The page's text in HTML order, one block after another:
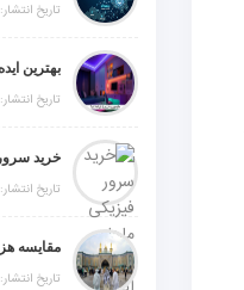
تاریخ انتشار: 3 دی 1404
تاریخ انتشار: 3 دی 1404
تاریخ انتشار: 3 دی 1404
تاریخ انتشار: 24 آذر 1404